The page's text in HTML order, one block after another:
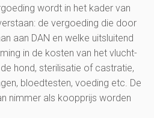
wordt in het kader van
de vergoeding die door
aan DAN en welke uitsluitend
in de kosten van het vlucht-
hond, sterilisatie of castratie,
bloedtesten, voeding etc. De
nimmer als koopprijs worden